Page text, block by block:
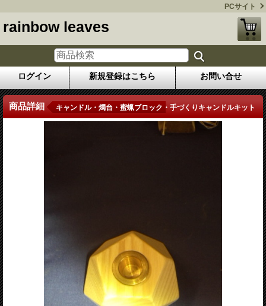
PCサイト
rainbow leaves
ログイン 新規登録はこちら お問い合せ
商品詳細 キャンドル・燭台・蜜蝋ブロック・手づくりキャンドルキット